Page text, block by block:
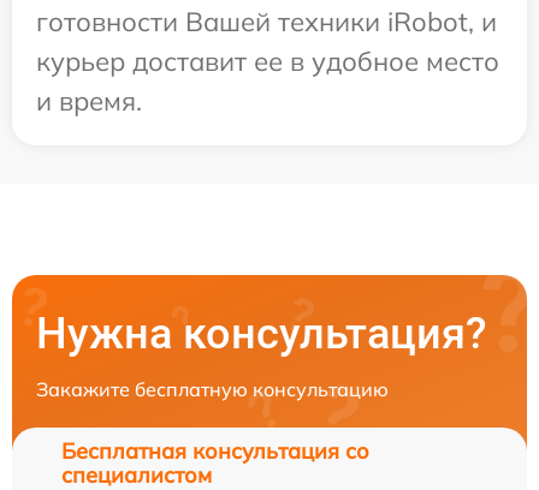
готовности Вашей техники iRobot, и
курьер доставит ее в удобное место
и время.
Нужна консультация?
Закажите бесплатную консультацию
Бесплатная консультация со
специалистом